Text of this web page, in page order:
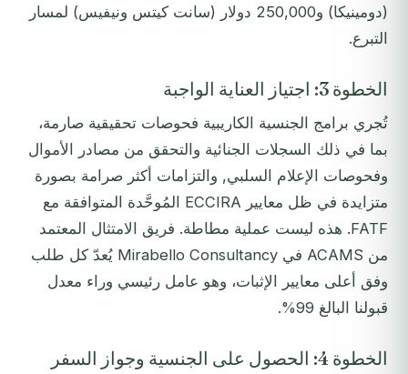
(دومينيكا) و250,000 دولار (سانت كيتس ونيفيس) لمسار
التبرع.
الخطوة 3: اجتياز العناية الواجبة
تُجري برامج الجنسية الكاريبية فحوصات تحقيقية صارمة،
بما في ذلك السجلات الجنائية والتحقق من مصادر الأموال
وفحوصات الإعلام السلبي, والتزامات أكثر صرامة بصورة
متزايدة في ظل معايير ECCIRA المُوحَّدة المتوافقة مع
FATF. هذه ليست عملية مطاطة. فريق الامتثال المعتمد
من ACAMS في Mirabello Consultancy يُعدّ كل طلب
وفق أعلى معايير الإثبات، وهو عامل رئيسي وراء معدل
قبولنا البالغ 99%.
الخطوة 4: الحصول على الجنسية وجواز السفر